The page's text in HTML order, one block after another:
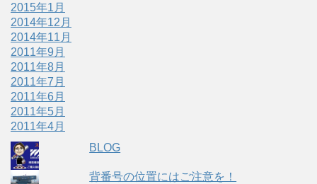
2015年1月
2014年12月
2014年11月
2011年9月
2011年8月
2011年7月
2011年6月
2011年5月
2011年4月
BLOG
背番号の位置にはご注意を！